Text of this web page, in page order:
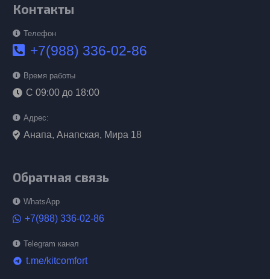
Контакты
Телефон
+7(988) 336-02-86
Время работы
С 09:00 до 18:00
Адрес:
Анапа, Анапская, Мира 18
Обратная связь
WhatsApp
+7(988) 336-02-86
Telegram канал
telegram t.me/kitcomfort